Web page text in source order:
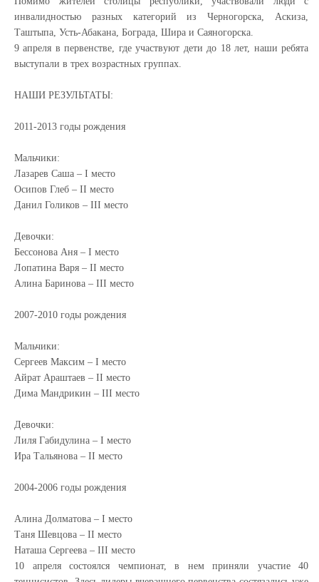
инвалидностью разных категорий из Черногорска, Аскиза,
Таштыпа, Усть-Абакана, Бограда, Шира и Саяногорска.
9 апреля в первенстве, где участвуют дети до 18 лет, наши ребята
выступали в трех возрастных группах.
НАШИ РЕЗУЛЬТАТЫ:
2011-2013 годы рождения
Мальчики:
Лазарев Саша – I место
Осипов Глеб – II место
Данил Голиков – III место
Девочки:
Бессонова Аня – I место
Лопатина Варя – II место
Алина Баринова – III место
2007-2010 годы рождения
Мальчики:
Сергеев Максим – I место
Айрат Араштаев – II место
Дима Мандрикин – III место
Девочки:
Лиля Габидулина – I место
Ира Тальянова – II место
2004-2006 годы рождения
Алина Долматова – I место
Таня Шевцова – II место
Наташа Сергеева – III место
10 апреля состоялся чемпионат, в нем приняли участие 40